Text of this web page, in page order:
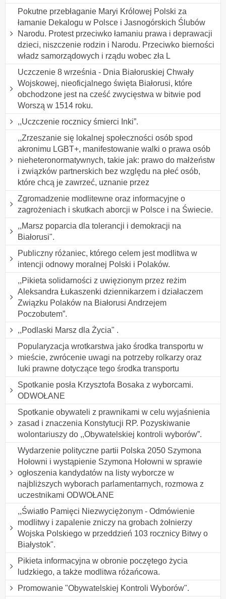
Pokutne przebłaganie Maryi Królowej Polski za
łamanie Dekalogu w Polsce i Jasnogórskich Ślubów
Narodu. Protest przeciwko łamaniu prawa i deprawacji
dzieci, niszczenie rodzin i Narodu. Przeciwko bierności
władz samorządowych i rządu wobec zła L
Uczczenie 8 września - Dnia Białoruskiej Chwały
Wojskowej, nieoficjalnego święta Białorusi, które
obchodzone jest na cześć zwycięstwa w bitwie pod
Worszą w 1514 roku.
,,Uczczenie rocznicy śmierci Inki”.
,,Zrzeszanie się lokalnej społeczności osób spod
akronimu LGBT+, manifestowanie walki o prawa osób
nieheteronormatywnych, takie jak: prawo do małżeństw
i związków partnerskich bez względu na płeć osób,
które chcą je zawrzeć, uznanie przez
Zgromadzenie modlitewne oraz informacyjne o
zagrożeniach i skutkach aborcji w Polsce i na Świecie.
,,Marsz poparcia dla tolerancji i demokracji na
Białorusi".
Publiczny różaniec, którego celem jest modlitwa w
intencji odnowy moralnej Polski i Polaków.
,,Pikieta solidarności z uwięzionym przez reżim
Aleksandra Łukaszenki dziennikarzem i działaczem
Związku Polaków na Białorusi Andrzejem
Poczobutem”.
,,Podlaski Marsz dla Życia" .
Popularyzacja wrotkarstwa jako środka transportu w
mieście, zwrócenie uwagi na potrzeby rolkarzy oraz
luki prawne dotyczące tego środka transportu
Spotkanie posła Krzysztofa Bosaka z wyborcami.
ODWOŁANE
Spotkanie obywateli z prawnikami w celu wyjaśnienia
zasad i znaczenia Konstytucji RP. Pozyskiwanie
wolontariuszy do ,,Obywatelskiej kontroli wyborów”.
Wydarzenie polityczne partii Polska 2050 Szymona
Hołowni i wystąpienie Szymona Hołowni w sprawie
ogłoszenia kandydatów na listy wyborcze w
najbliższych wyborach parlamentarnych, rozmowa z
uczestnikami ODWOŁANE
,,Światło Pamięci Niezwyciężonym - Odmówienie
modlitwy i zapalenie zniczy na grobach żołnierzy
Wojska Polskiego w przeddzień 103 rocznicy Bitwy o
Białystok".
Pikieta informacyjna w obronie poczętego życia
ludzkiego, a także modlitwa różańcowa.
Promowanie "Obywatelskiej Kontroli Wyborów".